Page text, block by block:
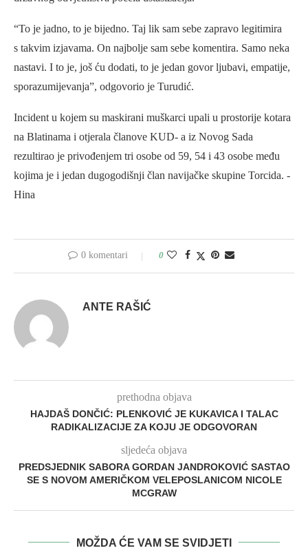
“To je jadno, to je bijedno. Taj lik sam sebe zapravo legitimira
s takvim izjavama. On najbolje sam sebe komentira. Samo neka
nastavi. I to je, još ću dodati, to je jedan govor ljubavi, empatije,
sporazumijevanja”, odgovorio je Turudić.
Incident u kojem su maskirani muškarci upali u prostorije kotara
na Blatinama i otjerala članove KUD- a iz Novog Sada
rezultirao je privođenjem tri osobe od 59, 54 i 43 osobe među
kojima je i jedan dugogodišnji član navijačke skupine Torcida. -
Hina
0 komentari 0
ANTE RAŠIĆ
prethodna objava
HAJDAŠ DONČIĆ: PLENKOVIĆ JE KUKAVICA I TALAC
RADIKALIZACIJE ZA KOJU JE ODGOVORAN
sljedeća objava
PREDSJEDNIK SABORA GORDAN JANDROKOVIĆ SASTAO
SE S NOVOM AMERIČKOM VELEPOSLANICOM NICOLE
MCGRAW
MOŽDA ĆE VAM SE SVIDJETI